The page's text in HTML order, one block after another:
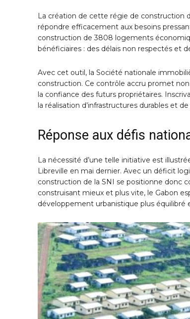
La création de cette régie de construction
répondre efficacement aux besoins
construction de 3808 logements
bénéficiaires : des délais non respectés et
Avec cet outil, la Société nationale
construction. Ce contrôle accru promet
la confiance des futurs propriétaires.
la réalisation d’infrastructures durables et
Réponse aux défis
La nécessité d’une telle initiative est
Libreville en mai dernier. Avec un déficit
construction de la SNI se positionne donc
construisant mieux et plus vite, le Gabon
développement urbanistique plus équilibré